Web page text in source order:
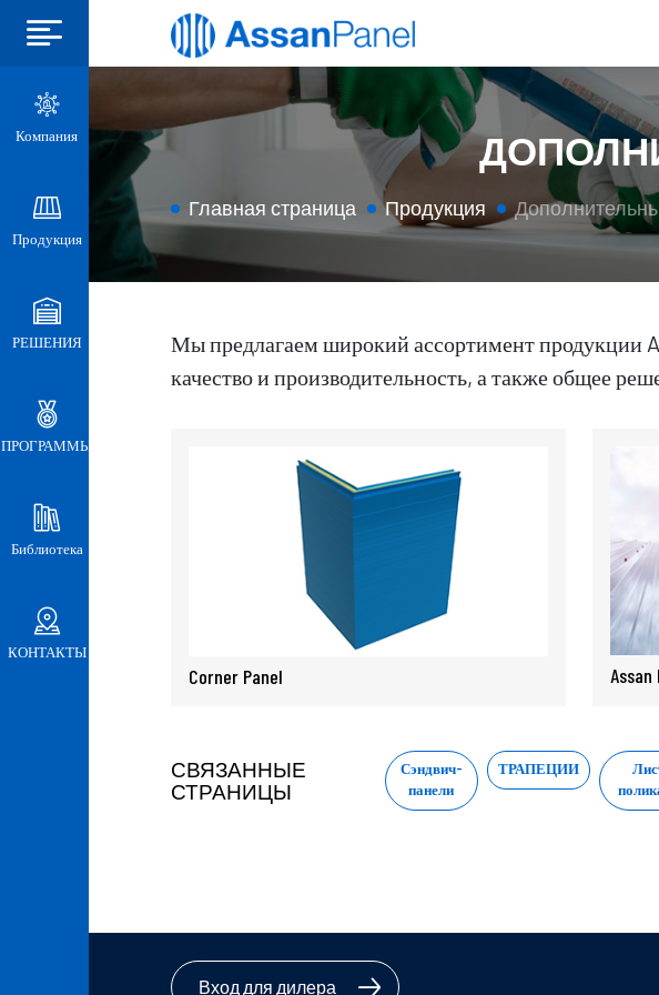
Компания
Продукция
РЕШЕНИЯ
ПРОГРАММЫ
Библиотека
КОНТАКТЫ
Главная страница Продукция
Мы предлагаем широкий ассортимент продукции
качество и производительность, а также общее
Corner Panel
СВЯЗАННЫЕ
СТРАНИЦЫ
Сэндвич-
панели
ТРАПЕЦИИ
Вход для дилера